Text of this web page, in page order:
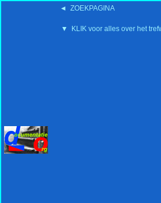
◄ ZOEKPAGINA
▼ KLIK voor alles over het
'15:19 19-2-2008